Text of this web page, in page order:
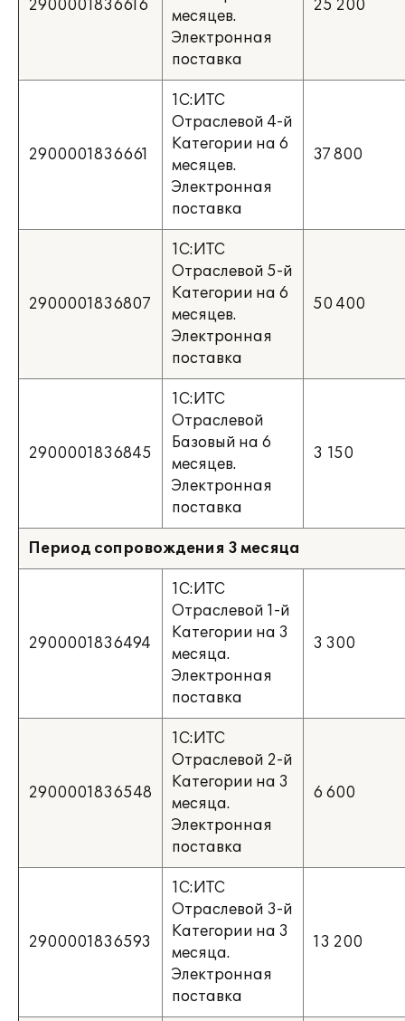
2900001836616
месяцев.
Электронная
поставка
25 200
2900001836661
1С:ИТС
Отраслевой 4-й
Категории на 6
месяцев.
Электронная
поставка
37 800
2900001836807
1С:ИТС
Отраслевой 5-й
Категории на 6
месяцев.
Электронная
поставка
50 400
2900001836845
1С:ИТС
Отраслевой
Базовый на 6
месяцев.
Электронная
поставка
3 150
Период сопровождения 3 месяца
2900001836494
1С:ИТС
Отраслевой 1-й
Категории на 3
месяца.
Электронная
поставка
3 300
2900001836548
1С:ИТС
Отраслевой 2-й
Категории на 3
месяца.
Электронная
поставка
6 600
2900001836593
1С:ИТС
Отраслевой 3-й
Категории на 3
месяца.
Электронная
поставка
13 200